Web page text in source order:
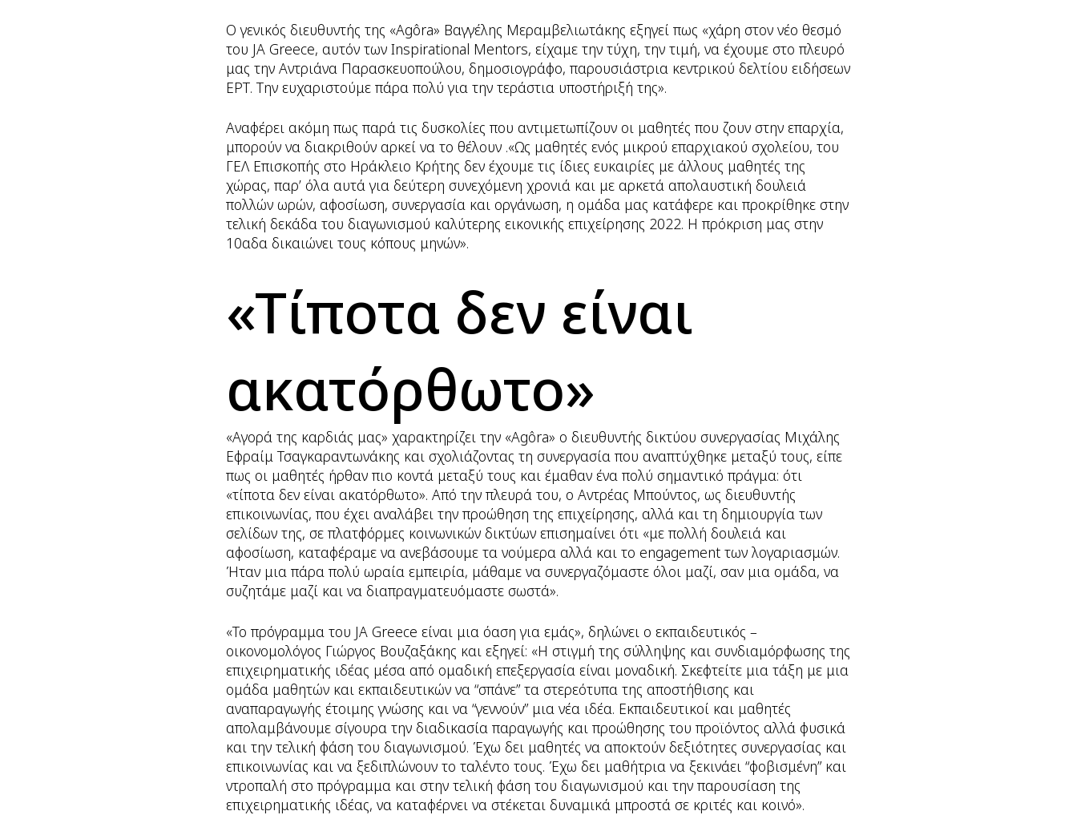
Ο γενικός διευθυντής της «Agôra» Βαγγέλης Μεραμβελιωτάκης εξηγεί πως «χάρη στον νέο θεσμό
του JA Greece, αυτόν των Inspirational Mentors, είχαμε την τύχη, την τιμή, να έχουμε στο πλευρό
μας την Αντριάνα Παρασκευοπούλου, δημοσιογράφο, παρουσιάστρια κεντρικού δελτίου ειδήσεων
ΕΡΤ. Την ευχαριστούμε πάρα πολύ για την τεράστια υποστήριξή της».
Αναφέρει ακόμη πως παρά τις δυσκολίες που αντιμετωπίζουν οι μαθητές που ζουν στην επαρχία,
μπορούν να διακριθούν αρκεί να το θέλουν .«Ως μαθητές ενός μικρού επαρχιακού σχολείου, του
ΓΕΛ Επισκοπής στο Ηράκλειο Κρήτης δεν έχουμε τις ίδιες ευκαιρίες με άλλους μαθητές της
χώρας, παρ’ όλα αυτά για δεύτερη συνεχόμενη χρονιά και με αρκετά απολαυστική δουλειά
πολλών ωρών, αφοσίωση, συνεργασία και οργάνωση, η ομάδα μας κατάφερε και προκρίθηκε στην
τελική δεκάδα του διαγωνισμού καλύτερης εικονικής επιχείρησης 2022. Η πρόκριση μας στην
10αδα δικαιώνει τους κόπους μηνών».
«Tίποτα δεν είναι
ακατόρθωτο»
«Αγορά της καρδιάς μας» χαρακτηρίζει την «Agôra» ο διευθυντής δικτύου συνεργασίας Μιχάλης
Εφραίμ Τσαγκαραντωνάκης και σχολιάζοντας τη συνεργασία που αναπτύχθηκε μεταξύ τους, είπε
πως οι μαθητές ήρθαν πιο κοντά μεταξύ τους και έμαθαν ένα πολύ σημαντικό πράγμα: ότι
«τίποτα δεν είναι ακατόρθωτο». Από την πλευρά του, ο Αντρέας Μπούντος, ως διευθυντής
επικοινωνίας, που έχει αναλάβει την προώθηση της επιχείρησης, αλλά και τη δημιουργία των
σελίδων της, σε πλατφόρμες κοινωνικών δικτύων επισημαίνει ότι «με πολλή δουλειά και
αφοσίωση, καταφέραμε να ανεβάσουμε τα νούμερα αλλά και το engagement των λογαριασμών.
Ήταν μια πάρα πολύ ωραία εμπειρία, μάθαμε να συνεργαζόμαστε όλοι μαζί, σαν μια ομάδα, να
συζητάμε μαζί και να διαπραγματευόμαστε σωστά».
«Το πρόγραμμα του JA Greece είναι μια όαση για εμάς», δηλώνει ο εκπαιδευτικός –
οικονομολόγος Γιώργος Βουζαξάκης και εξηγεί: «Η στιγμή της σύλληψης και συνδιαμόρφωσης της
επιχειρηματικής ιδέας μέσα από ομαδική επεξεργασία είναι μοναδική. Σκεφτείτε μια τάξη με μια
ομάδα μαθητών και εκπαιδευτικών να “σπάνε” τα στερεότυπα της αποστήθισης και
αναπαραγωγής έτοιμης γνώσης και να “γεννούν” μια νέα ιδέα. Εκπαιδευτικοί και μαθητές
απολαμβάνουμε σίγουρα την διαδικασία παραγωγής και προώθησης του προϊόντος αλλά φυσικά
και την τελική φάση του διαγωνισμού. Έχω δει μαθητές να αποκτούν δεξιότητες συνεργασίας και
επικοινωνίας και να ξεδιπλώνουν το ταλέντο τους. Έχω δει μαθήτρια να ξεκινάει “φοβισμένη” και
ντροπαλή στο πρόγραμμα και στην τελική φάση του διαγωνισμού και την παρουσίαση της
επιχειρηματικής ιδέας, να καταφέρνει να στέκεται δυναμικά μπροστά σε κριτές και κοινό».